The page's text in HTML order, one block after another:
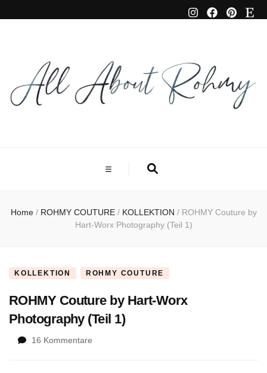
Home / ROHMY COUTURE / KOLLEKTION / ROHMY Couture by
Hart-Worx Photography (Teil 1)
KOLLEKTION ROHMY COUTURE
ROHMY Couture by Hart-Worx
Photography (Teil 1)
16 Kommentare